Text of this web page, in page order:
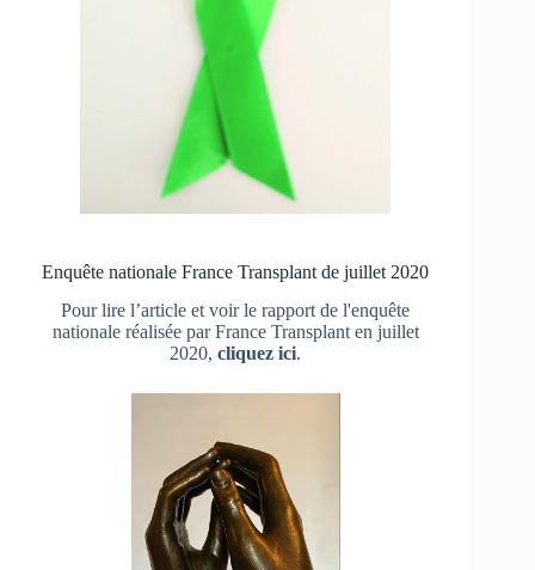
Enquête nationale France Transplant de juillet 2020
Pour lire l’article et voir le rapport de l'enquête
nationale réalisée par France Transplant en juillet
2020,cliquez ici.